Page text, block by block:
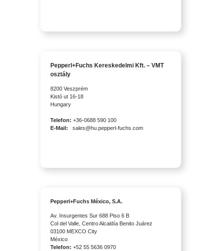
Pepperl+Fuchs Kereskedelmi Kft. – VMT
osztály
8200 Veszprém
Kistó ut 16-18
Hungary
Telefon: +36-0688 590 100
E-Mail: sales@hu.pepperl-fuchs.com
Pepperl+Fuchs México, S.A.
Av. Insurgentes Sur 688 Piso 6 B
Col del Valle, Centro Alcaldía Benito Juárez
03100 MEXCO City
México
Telefon: +52 55 5636 0970